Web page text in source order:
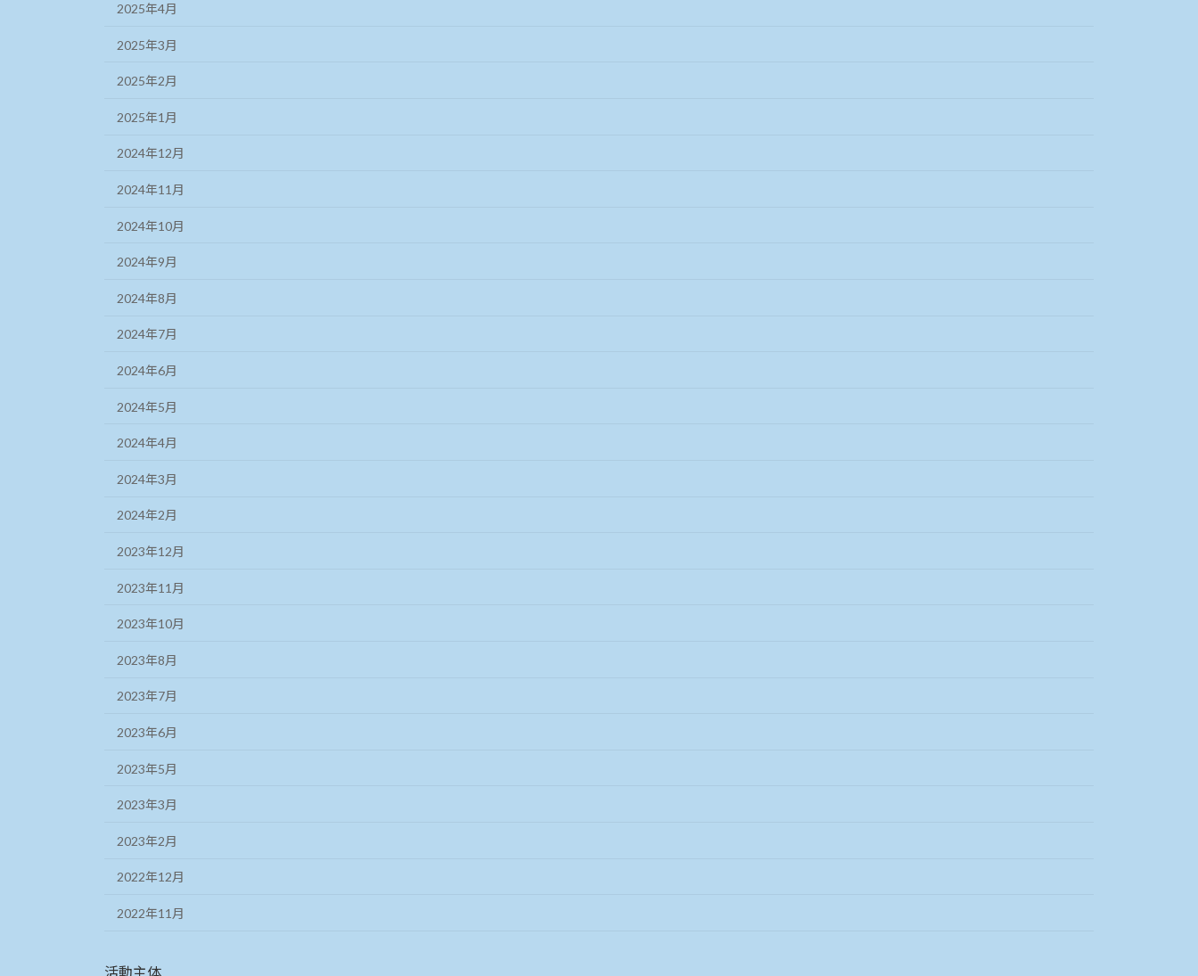
2025年4月
2025年3月
2025年2月
2025年1月
2024年12月
2024年11月
2024年10月
2024年9月
2024年8月
2024年7月
2024年6月
2024年5月
2024年4月
2024年3月
2024年2月
2023年12月
2023年11月
2023年10月
2023年8月
2023年7月
2023年6月
2023年5月
2023年3月
2023年2月
2022年12月
2022年11月
活動主体